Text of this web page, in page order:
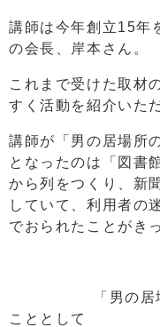
講師は今年創立15年
の会長、岸本
これまで受けた取材
すく活動を紹介
講師が「男の居場所
となったのは「図書
から列をつくり、新
していて、利用者の
でおられたことがき
「男の居場所の
こととして